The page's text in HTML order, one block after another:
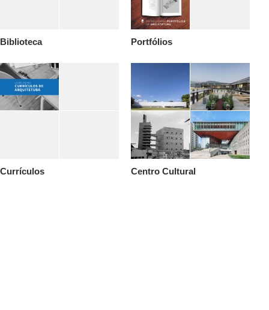
Biblioteca Portfólios
Currículos Centro Cultural